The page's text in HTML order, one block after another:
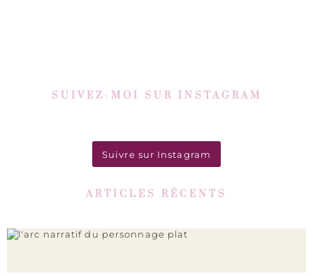
SUIVEZ-MOI SUR INSTAGRAM
Suivre sur Instagram
ARTICLES RÉCENTS